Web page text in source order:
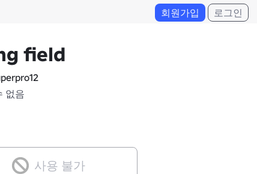
회원가입 로그인
field
없음
사용 불가